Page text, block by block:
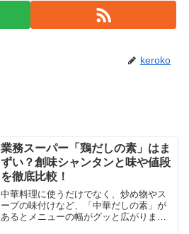
keroko
業務スーパー「鶏だしの素」はま
ずい？創味シャンタンと味や値段
を徹底比較！
中華料理に使うだけでなく、炒め物やス
ープの味付けなど、「中華だしの素」が
あるとメニューの幅がグッと広がります